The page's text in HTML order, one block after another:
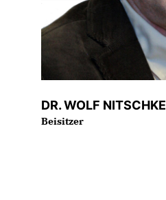
DR. WOLF NITSCHKE
Beisitzer